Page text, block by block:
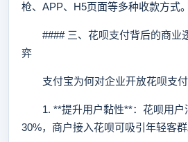
枪、APP、H5页面等多种收款方式。
#### 三、花呗支付背后的商业
弈
支付宝为何对企业开放花呗支付
1. **提升用户黏性**：花呗用户
30%，商户接入花呗可吸引年轻客群